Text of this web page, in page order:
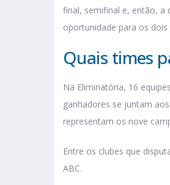
final, semifinal e, então, a
oportunidade para os
Quais times
Na Eliminatória, 16
ganhadores se juntam
representam os nove
Entre os clubes que
ABC.